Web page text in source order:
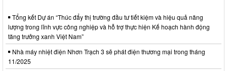
Tổng kết Dự án “Thúc đẩy thị trường đầu tư tiết kiệm và hiệu quả năng
lượng trong lĩnh vực công nghiệp và hỗ trợ thực hiện Kế hoạch hành động
tăng trưởng xanh Việt Nam”
Nhà máy nhiệt điện Nhơn Trạch 3 sẽ phát điện thương mại trong tháng
11/2025